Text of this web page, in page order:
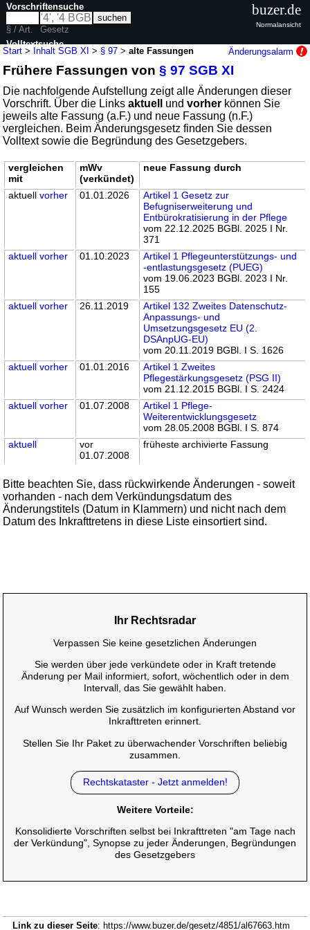
Start > Inhalt SGB XI > § 97 >alte Fassungen Änderungsalarm
Frühere Fassungen von§ 97 SGB XI
Die nachfolgende Aufstellung zeigt alle Änderungen dieser
Vorschrift. Über die Linksaktuell undvorher können Sie
jeweils alte Fassung (a.F.) und neue Fassung (n.F.)
vergleichen. Beim Änderungsgesetz finden Sie dessen
Volltext sowie die Begründung des Gesetzgebers.
vergleichen
mit
mWv
(verkündet)
neue Fassung durch
aktuellvorher 01.01.2026
Artikel 1 Gesetz zur
Befugniserweiterung und
Entbürokratisierung in der Pflege
vom 22.12.2025 BGBl. 2025 I Nr.
371
aktuell vorher 01.10.2023
Artikel 1 Pflegeunterstützungs- und
-entlastungsgesetz (PUEG)
vom 19.06.2023 BGBl. 2023 I Nr.
155
aktuell vorher 26.11.2019
Artikel 132 Zweites Datenschutz-
Anpassungs- und
Umsetzungsgesetz EU (2.
DSAnpUG-EU)
vom 20.11.2019 BGBl. I S. 1626
aktuell vorher 01.01.2016
Artikel 1 Zweites
Pflegestärkungsgesetz (PSG II)
vom 21.12.2015 BGBl. I S. 2424
aktuell vorher 01.07.2008
Artikel 1 Pflege-
Weiterentwicklungsgesetz
vom 28.05.2008 BGBl. I S. 874
aktuell
vor
01.07.2008
früheste archivierte Fassung
Bitte beachten Sie, dass rückwirkende Änderungen - soweit
vorhanden - nach dem Verkündungsdatum des
Änderungstitels (Datum in Klammern) und nicht nach dem
Datum des Inkrafttretens in diese Liste einsortiert sind.
Vorschriftensuche
§ / Art.
Gesetz
Volltextsuche
nur in SGB XI
buzer.de
Normalansicht
Ihr Rechtsradar
Verpassen Sie keine gesetzlichen Änderungen
Sie werden über jede verkündete oder in Kraft tretende
Änderung per Mail informiert, sofort, wöchentlich oder in dem
Intervall, das Sie gewählt haben.
Auf Wunsch werden Sie zusätzlich im konfigurierten Abstand vor
Inkrafttreten erinnert.
Stellen Sie Ihr Paket zu überwachender Vorschriften beliebig
zusammen.
Rechtskataster - Jetzt anmelden!
Weitere Vorteile:
Konsolidierte Vorschriften selbst bei Inkrafttreten "am Tage nach
der Verkündung", Synopse zu jeder Änderungen, Begründungen
des Gesetzgebers
Link zu dieser Seite: https://www.buzer.de/gesetz/4851/al67663.htm